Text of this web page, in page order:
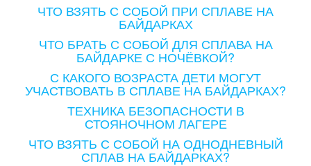
ЧТО ВЗЯТЬ С СОБОЙ ПРИ СПЛАВЕ НА
БАЙДАРКАХ
ЧТО БРАТЬ С СОБОЙ ДЛЯ СПЛАВА НА
БАЙДАРКЕ С НОЧЁВКОЙ?
С КАКОГО ВОЗРАСТА ДЕТИ МОГУТ
УЧАСТВОВАТЬ В СПЛАВЕ НА БАЙДАРКАХ?
ТЕХНИКА БЕЗОПАСНОСТИ В
СТОЯНОЧНОМ ЛАГЕРЕ
ЧТО ВЗЯТЬ С СОБОЙ НА ОДНОДНЕВНЫЙ
СПЛАВ НА БАЙДАРКАХ?